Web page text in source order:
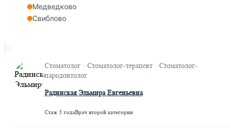
Медведково
Свиблово
Стоматолог · Стоматолог-терапевт · Стоматолог-
пародонтолог
Радинская Эльмира Евгеньевна
Стаж 3 годаВрач второй категории